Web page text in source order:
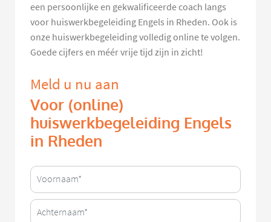
een persoonlijke en gekwalificeerde coach langs
voor huiswerkbegeleiding Engels in Rheden. Ook is
onze huiswerkbegeleiding volledig online te volgen.
Goede cijfers en méér vrije tijd zijn in zicht!
Meld u nu aan
Voor (online)
huiswerkbegeleiding Engels
in Rheden